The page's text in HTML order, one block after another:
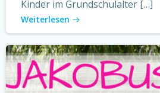
Kinder im Grundschulalter […]
Weiterlesen